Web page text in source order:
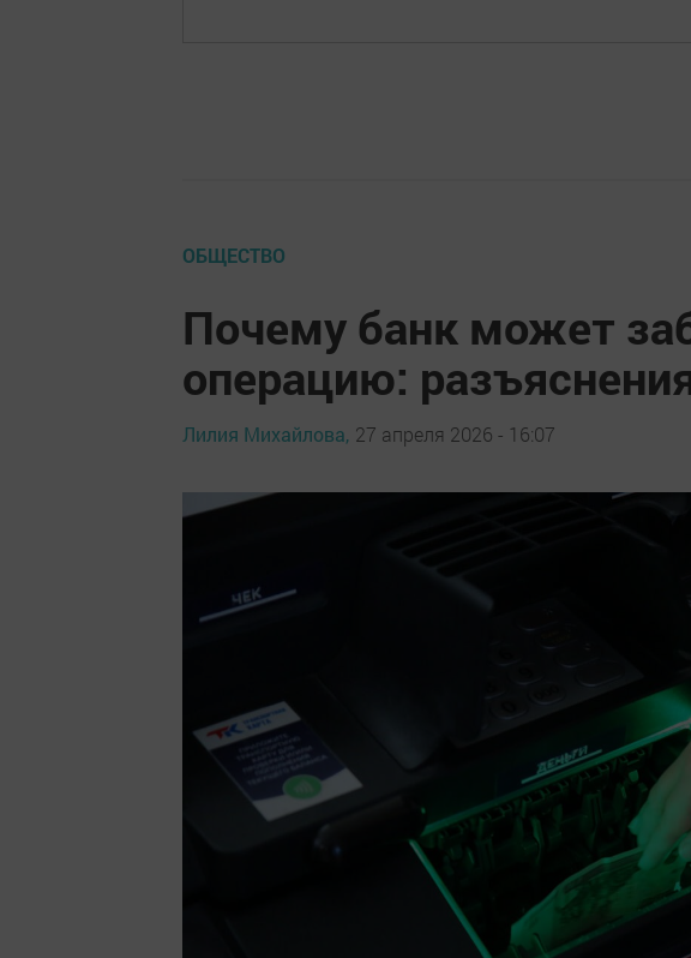
ОБЩЕСТВО
Почему банк может
операцию:
Лилия Михайлова, 27 апреля 2026 - 16:07